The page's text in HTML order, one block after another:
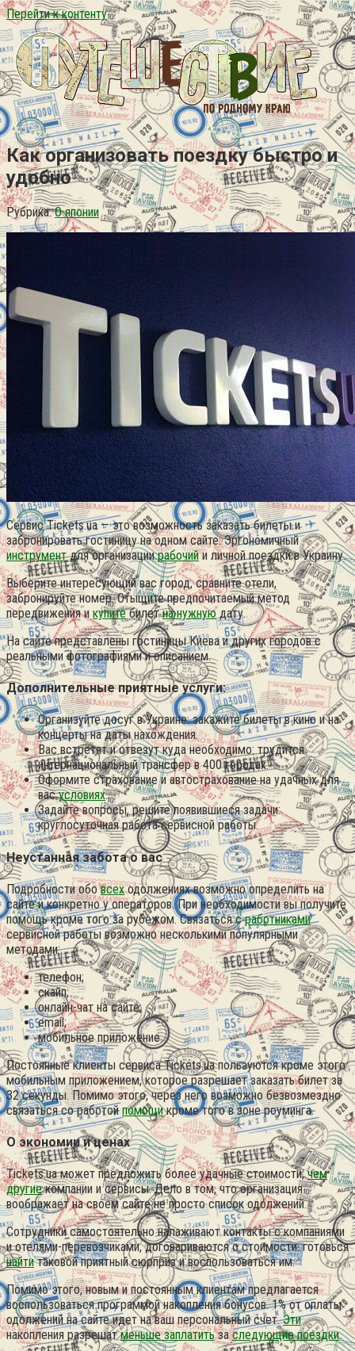
Перейти к контенту
Как организовать поездку быстро и
удобно
Рубрика: О японии
Сервис Tickets.ua — это возможность заказать билеты и
забронировать гостиницу на одном сайте. Эргономичный
инструментдля организациирабочийи личной поездки в Украину.
Выберите интересующий вас город, сравните отели,
забронируйте номер. Отыщите предпочитаемый метод
передвижения и купитебилетна нужнуюдату.
На сайте представлены гостиницы Киева и других городов с
реальными фотографиями и описанием.
Дополнительные приятные услуги:
Организуйте досуг в Украине: закажите билеты в кино и на
концерты на даты нахождения.
Вас встретят и отвезут куда необходимо: трудится
интернациональный трансфер в 400 городах.
Оформите страхование и автострахование на удачных для
васусловиях.
Задайте вопросы, решите появившиеся задачи:
круглосуточная работа сервисной работы.
Неустанная забота о вас
Подробности обовсеходолжениях возможно определить на
сайте и конкретно у операторов. При необходимости вы получите
помощь кроме того за рубежом. Связаться сработниками
сервисной работы возможно несколькими популярными
методами:
телефон;
скайп;
онлайн-чат на сайте;
email;
мобильное приложение.
Постоянные клиенты сервиса Tickets.ua пользуются кроме этого
мобильным приложением, которое разрешает заказать билет за
32 секунды. Помимо этого, через него возможно безвозмездно
связаться со работойпомощикроме того в зоне роуминга.
О экономии и ценах
Tickets.ua может предложить более удачные стоимости,чем
другиекомпании и сервисы. Дело в том, что организация
воображает на своем сайте не просто список одолжений.
Сотрудники самостоятельно налаживают контакты с компаниями
и отелями-перевозчиками, договариваются о стоимости. готовься
найтитаковой приятный сюрприз и воспользоваться им.
Помимо этого, новым и постоянным клиентам предлагается
воспользоваться программой накопления бонусов. 1% от оплаты
одолжений на сайте идет на ваш персональный счет.Эти
накопления разрешатменьше заплатитьзаследующие поездки.